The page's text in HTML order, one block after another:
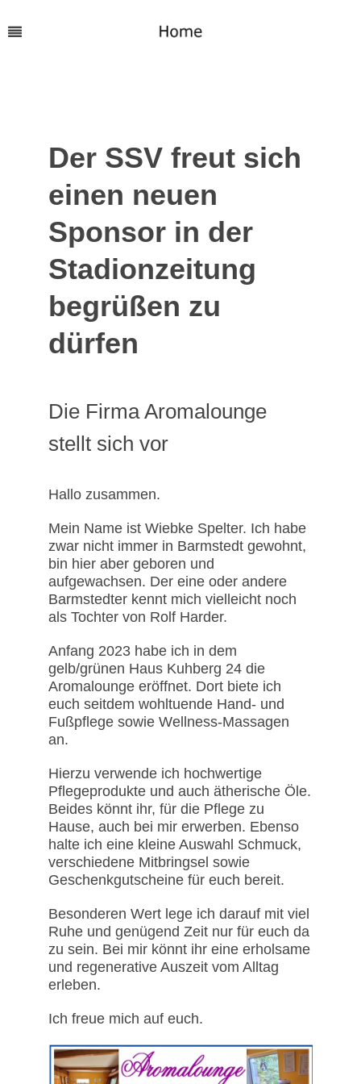
Der SSV freut sich
einen neuen
Sponsor in der
Stadionzeitung
begrüßen zu
dürfen
Die Firma Aromalounge
stellt sich vor
Hallo zusammen.
Mein Name ist Wiebke Spelter. Ich habe
zwar nicht immer in Barmstedt gewohnt,
bin hier aber geboren und
aufgewachsen. Der eine oder andere
Barmstedter kennt mich vielleicht noch
als Tochter von Rolf Harder.
Anfang 2023 habe ich in dem
gelb/grünen Haus Kuhberg 24 die
Aromalounge eröffnet. Dort biete ich
euch seitdem wohltuende Hand- und
Fußpflege sowie Wellness-Massagen
an.
Hierzu verwende ich hochwertige
Pflegeprodukte und auch ätherische Öle.
Beides könnt ihr, für die Pflege zu
Hause, auch bei mir erwerben. Ebenso
halte ich eine kleine Auswahl Schmuck,
verschiedene Mitbringsel sowie
Geschenkgutscheine für euch bereit.
Besonderen Wert lege ich darauf mit viel
Ruhe und genügend Zeit nur für euch da
zu sein. Bei mir könnt ihr eine erholsame
und regenerative Auszeit vom Alltag
erleben.
Ich freue mich auf euch.